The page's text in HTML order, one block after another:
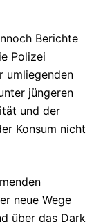
Berichte
Polizei
umliegenden
jüngeren
und der
Konsum nicht
neue Wege
über das Dark